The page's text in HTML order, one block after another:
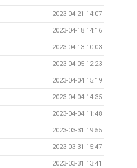
2023-04-21 14:07
2023-04-18 14:16
2023-04-13 10:03
2023-04-05 12:23
2023-04-04 15:19
2023-04-04 14:35
2023-04-04 11:48
2023-03-31 19:55
2023-03-31 15:47
2023-03-31 13:41